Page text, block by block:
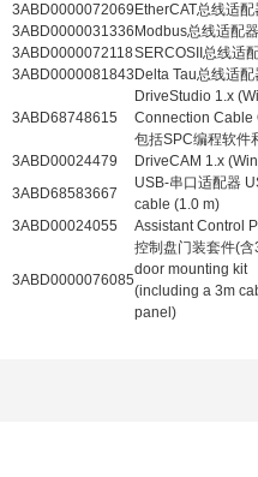
3ABD0000072069 EtherCAT总线适
3ABD0000031336 Modbus总线适配
3ABD0000072118SERCOSII总线适
3ABD0000081843 Delta Tau总线适
3ABD68748615
DriveStudio 1.x
Connection Cable
包括SPC编程软件
3ABD00024479
DriveCAM 1.x
3ABD68583667
USB-串口适配器
cable (1.0 m)
3ABD00024055
Assistant Control
3ABD0000076085
控制盘门装套件(
door mounting kit
(including a 3m
panel)